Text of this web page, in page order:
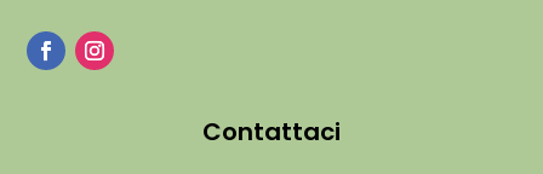
Contattaci